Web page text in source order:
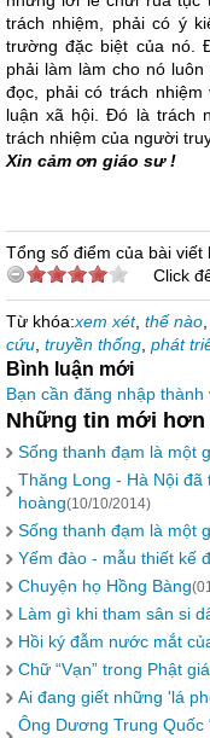
trách nhiệm, phải có ý
trường đặc biệt của nó.
phải làm làm cho nó
đọc, phải có trách
luận xã hội. Đó là trách
trách nhiệm của người
Xin cảm ơn giáo sư !
Tổng số điểm của bài viết
Click
Từ khóa:xem xét, thế nào
cứu truyền thống phát
Bình luận mới
Bạn cần đăng nhập
Những tin mới hơn
Sống thanh đạm là một
Thăng Long - Hà Nội
hoàng(10/10/2014)
Sống thanh đạm là một
Yếm đào - mẫu thiết kế
Chuyện họ Hồng Bàng
Làm gì khi tham sân si
Hồi ký đẫm nước mắt
Chữ “Vạn” trong Phật
Ai đang giết những 'lá
Ông Dương Trung Quốc